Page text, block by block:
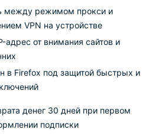
между режимом прокси и
VPN на устройстве
адрес от внимания сайтов и
в Firefox под защитой быстрых и
денег 30 дней при первом
подписки